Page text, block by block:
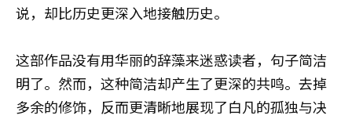
说，却比历史更深入地接触历史。
这部作品没有用华丽的辞藻来迷惑读者，句子简洁
明了。然而，这种简洁却产生了更深的共鸣。去掉
多余的修饰，反而更清晰地展现了白凡的孤独与决